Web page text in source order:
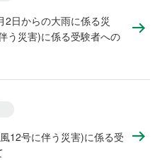
2日からの大雨に係る災
う災害)に係る受験者への
12号に伴う災害)に係る受